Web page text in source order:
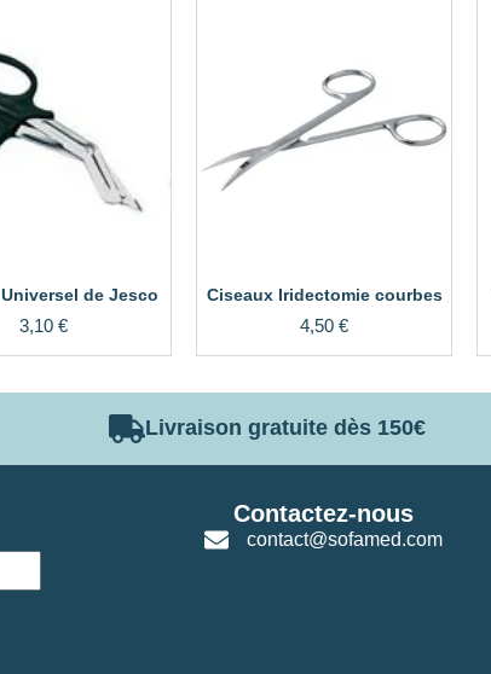
de Jesco
3,10 €
Ciseaux Iridectomie courbes
4,50 €
Livraison gratuite dès 150€
Contactez-nous
contact@sofamed.com